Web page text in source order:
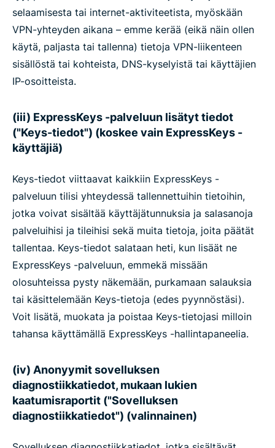
selaamisesta tai internet-aktiviteetista, myöskään
VPN-yhteyden aikana – emme kerää (eikä näin ollen
käytä, paljasta tai tallenna) tietoja VPN-liikenteen
sisällöstä tai kohteista, DNS-kyselyistä tai käyttäjien
IP-osoitteista.
(iii) ExpressKeys -palveluun lisätyt tiedot
("Keys-tiedot") (koskee vain ExpressKeys -
käyttäjiä)
Keys-tiedot viittaavat kaikkiin ExpressKeys -
palveluun tilisi yhteydessä tallennettuihin tietoihin,
jotka voivat sisältää käyttäjätunnuksia ja salasanoja
palveluihisi ja tileihisi sekä muita tietoja, joita päätät
tallentaa. Keys-tiedot salataan heti, kun lisäät ne
ExpressKeys -palveluun, emmekä missään
olosuhteissa pysty näkemään, purkamaan salauksia
tai käsittelemään Keys-tietoja (edes pyynnöstäsi).
Voit lisätä, muokata ja poistaa Keys-tietojasi milloin
tahansa käyttämällä ExpressKeys -hallintapaneelia.
(iv) Anonyymit sovelluksen
diagnostiikkatiedot, mukaan lukien
kaatumisraportit ("Sovelluksen
diagnostiikkatiedot") (valinnainen)